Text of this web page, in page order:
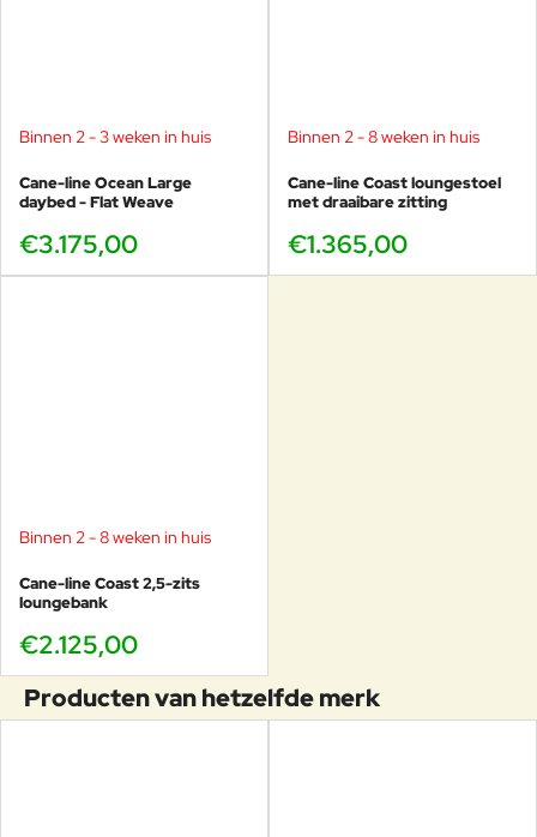
Binnen 2 - 3 weken in huis
Cane-line Ocean Large
daybed - Flat Weave
€3.175,00
Binnen 2 - 8 weken in huis
Cane-line Coast loungestoel
met draaibare zitting
€1.365,00
Binnen 2 - 8 weken in huis
Cane-line Coast 2,5-zits
loungebank
€2.125,00
Producten van hetzelfde merk